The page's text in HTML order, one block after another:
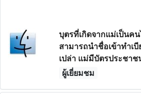
บุตรที่เกิดจากแม่เป็นค
สามารถนำชื่อเข้าทำเ
เปล่า แม่มีบัตรประชาช
ผู้เยี่ยมชม